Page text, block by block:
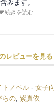
みます。
とあったので
ら、この婚約
る。
姿を想像する
走るかな、この
端ないヒーロー
続きを読む
レビューを見る
トノベル - 女子
らの 紫真依